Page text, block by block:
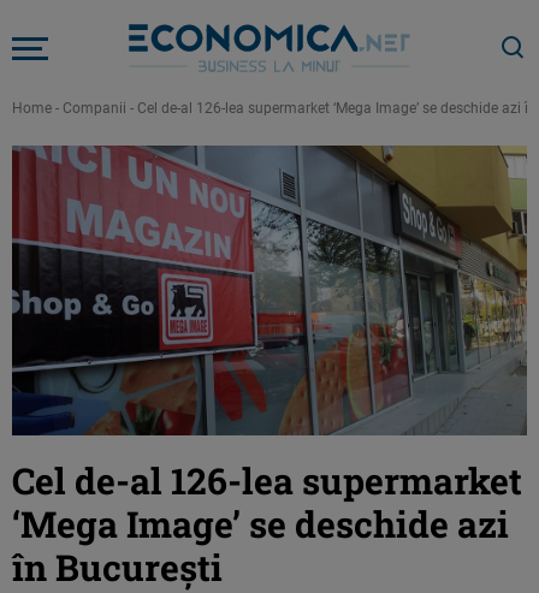
Home - Companii - Cel de-al 126-lea supermarket ‘Mega Image’ se deschide azi
Cel de-al 126-lea supermarket
‘Mega Image’ se deschide azi
în Bucureşti